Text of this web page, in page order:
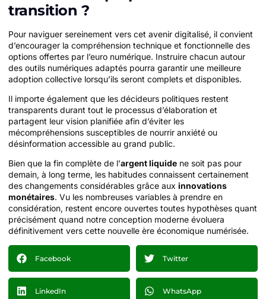
transition ?
Pour naviguer sereinement vers cet avenir digitalisé, il convient
d’encourager la compréhension technique et fonctionnelle des
options offertes par l’euro numérique. Instruire chacun autour
des outils numériques adaptés pourra garantir une meilleure
adoption collective lorsqu’ils seront complets et disponibles.
Il importe également que les décideurs politiques restent
transparents durant tout le processus d’élaboration et
partagent leur vision planifiée afin d’éviter les
mécompréhensions susceptibles de nourrir anxiété ou
désinformation accessible au grand public.
Bien que la fin complète de l’argent liquide ne soit pas pour
demain, à long terme, les habitudes connaissent certainement
des changements considérables grâce aux innovations
monétaires. Vu les nombreuses variables à prendre en
considération, restent encore ouvertes toutes hypothèses quant
précisément quand notre conception moderne évoluera
définitivement vers cette nouvelle ère économique numérisée.
Facebook Twitter
LinkedIn WhatsApp